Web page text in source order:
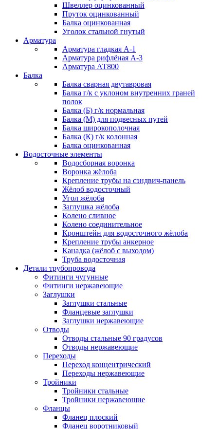
Швеллер оцинкованный
Пруток оцинкованный
Балка оцинкованная
Уголок стальной гнутый
Арматура
Арматура гладкая А-1
Арматура рифлёная А-3
Арматура АТ800
Балка
Балка сварная двутавровая
Балка г/к с уклоном внутренних граней
полок
Балка (Б) г/к нормальная
Балка (М) для подвесных путей
Балка широкополочная
Балка (К) г/к колонная
Балка оцинкованная
Водосточные элементы
Водосборная воронка
Воронка жёлоба
Крепление трубы на сэндвич-панель
Жёлоб водосточный
Угол жёлоба
Заглушка жёлоба
Колено сливное
Колено соединительное
Кронштейн для водосточного жёлоба
Крепление трубы анкерное
Канадка (жёлоб с выходом)
Труба водосточная
Детали трубопровода
Фитинги чугунные
Фитинги нержавеющие
Заглушки
Заглушки стальные
Фланцевые заглушки
Заглушки нержавеющие
Отводы
Отводы стальные 90 градусов
Отводы нержавеющие
Переходы
Переход концентрический
Переходы нержавеющие
Тройники
Тройники стальные
Тройники нержавеющие
Фланцы
Фланец плоский
Фланец воротниковый